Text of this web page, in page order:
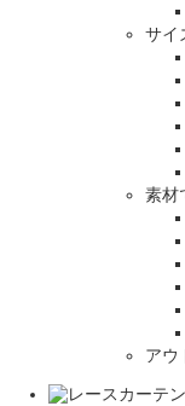
サイ
素材
アウ